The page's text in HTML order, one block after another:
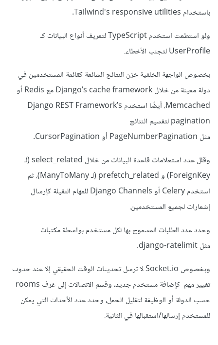
باستخدام Tailwind's responsive utilities.
ولو استطعت استخدم TypeScript لتعريف أنواع البيانات كـ
UserProfile لتجنب الأخطاء.
بخصوص الواجهة الخلفية خزن النتائج الشائعة كقائمة المستخدمين في
دولة معينة من خلال Django’s cache framework مع Redis أو
Memcached، أيضًا استخدم Django REST Framework’s
pagination لتقسيم النتائج
مثل PageNumberPagination أو CursorPagination.
وقلل عدد استعلامات قاعدة البيانات من خلال select_related (لـ
ForeignKey) و prefetch_related (لـ ManyToMany)، ثم
استخدم Celery أو Django Channels للمهام الثقيلة كإرسال
إشعارات لجميع المستخدمين.
وحدد عدد الطلبات المسموح بها لكل مستخدم بواسطة مكتبات
مثل django-ratelimit.
وبخصوص Socket.io لا ترسل تحديثات الوقت الحقيقي إلا عند حدوث
تغيير مهم كإضافة مستخدم جديد، وقسم الاتصالات إلى غرف rooms
حسب الدولة أو الوظيفة لتقليل الحمل، وحدد عدد الأحداث التي يمكن
للمستخدم إرسالها/استقبالها في الثانية.